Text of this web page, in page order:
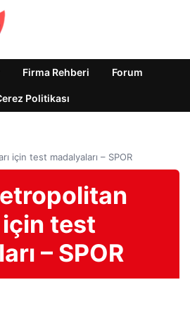
Firma Rehberi Forum
Politikası
için test madalyaları – SPOR
için test
– SPOR